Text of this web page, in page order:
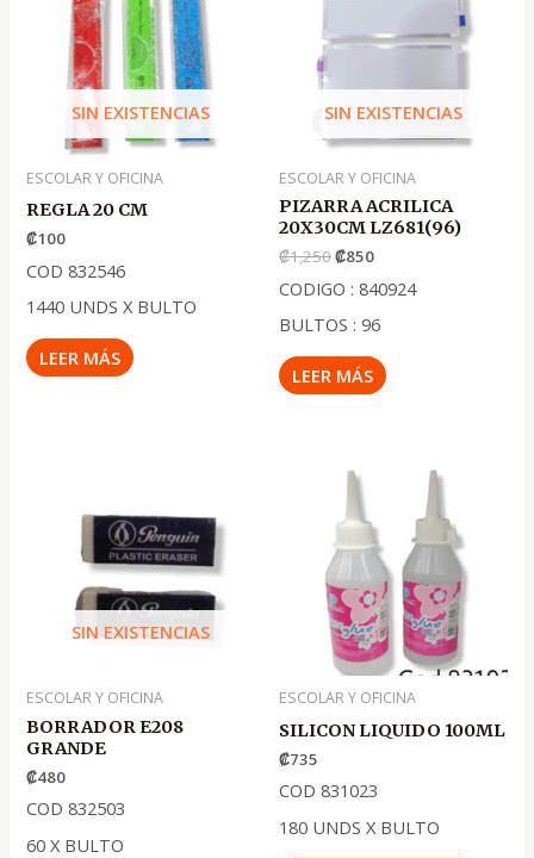
SIN EXISTENCIAS
ESCOLAR Y OFICINA
REGLA 20 CM
₡100
COD 832546
1440 UNDS X BULTO
LEER MÁS
SIN EXISTENCIAS
ESCOLAR Y OFICINA
PIZARRA ACRILICA
20X30CM LZ681(96)
₡1,250
₡1,250
₡850
₡850
CODIGO : 840924
BULTOS : 96
LEER MÁS
SIN EXISTENCIAS
ESCOLAR Y OFICINA
BORRADOR E208
GRANDE
₡480
COD 832503
60 X BULTO
ESCOLAR Y OFICINA
SILICON LIQUIDO 100ML
₡735
COD 831023
180 UNDS X BULTO